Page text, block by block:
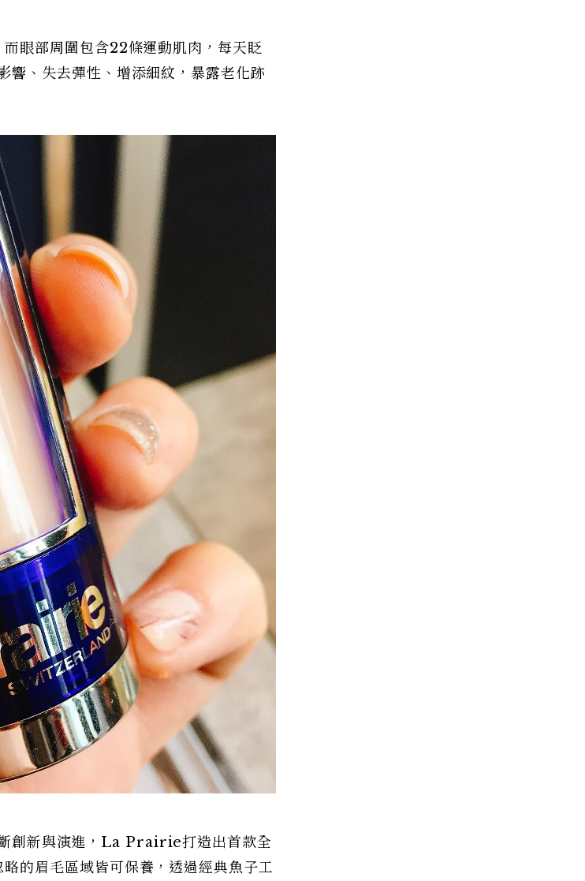
眼部周圍包含22條運動肌肉，每天眨
響、失去彈性、增添細紋，暴露老化跡
創新與演進，La Prairie打造出首款全
的眉毛區域皆可保養，透過經典魚子工